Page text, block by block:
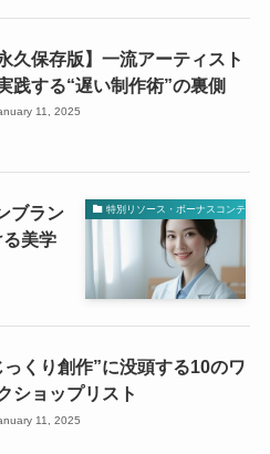
永久保存版】一流アーティスト
践する“遅い制作術”の裏側
11, 2025
特別リソース・ボーナスコンテンツ
ブラン
美学
っくり創作”に没頭する10のワ
ショップリスト
11, 2025